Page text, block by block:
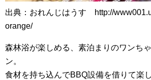
出典：おれんじはうす http://
orange/
森林浴が楽しめる、素泊まりのワンち
ン。
食材を持ち込んでBBQ設備を借りて楽